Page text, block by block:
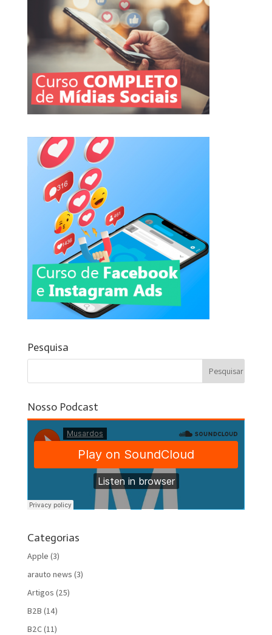
Pesquisa
Nosso Podcast
Categorias
Apple (3)
arauto news (3)
Artigos (25)
B2B (14)
B2C(11)